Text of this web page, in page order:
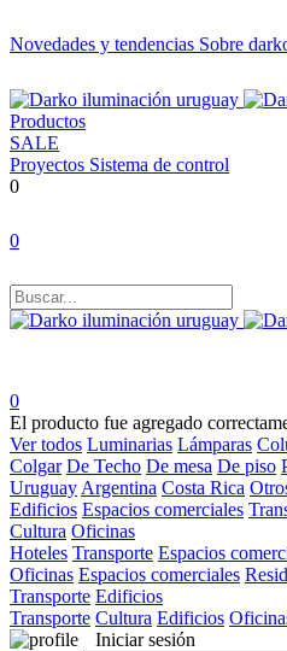
Novedades y tendencias Sobre
Productos
SALE
Proyectos Sistema de control
0
0
0
El producto fue agregado
Ver todos Luminarias Lámparas
Colgar De Techo De mesa De piso
Uruguay Argentina Costa Rica
Edificios Espacios comerciales
Cultura Oficinas
Hoteles Transporte Espacios
Oficinas Espacios comerciales
Transporte Edificios
Transporte Cultura Edificios
Iniciar sesión